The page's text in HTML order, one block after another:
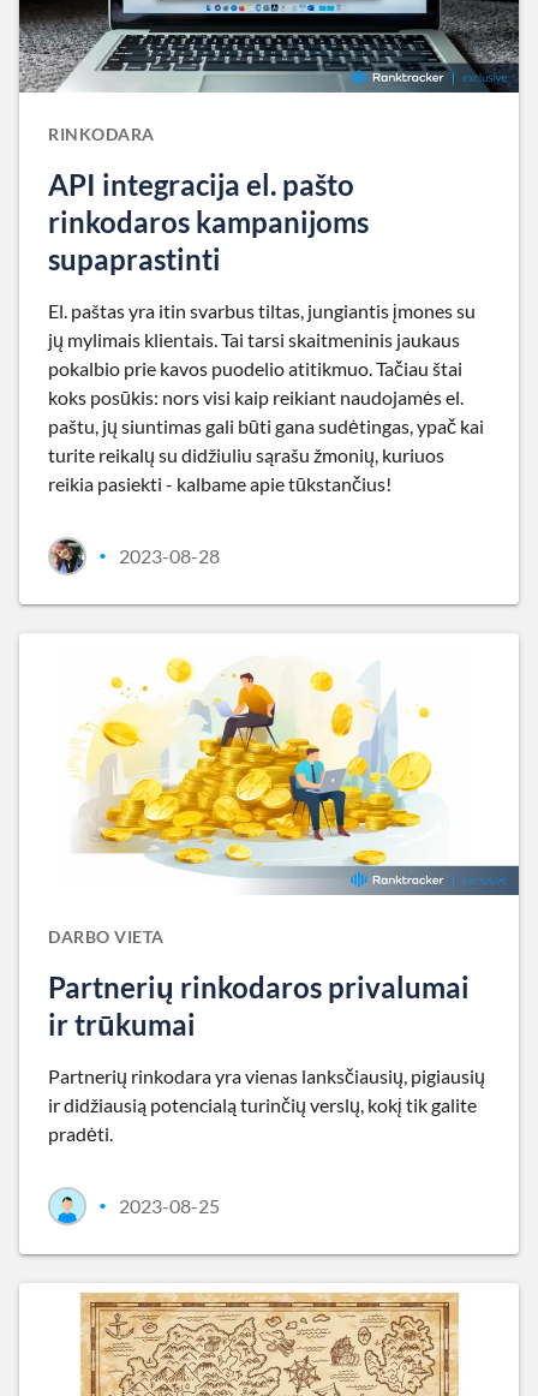
RINKODARA
API integracija el. pašto
rinkodaros kampanijoms
supaprastinti
El. paštas yra itin svarbus tiltas, jungiantis įmones su
jų mylimais klientais. Tai tarsi skaitmeninis jaukaus
pokalbio prie kavos puodelio atitikmuo. Tačiau štai
koks posūkis: nors visi kaip reikiant naudojamės el.
paštu, jų siuntimas gali būti gana sudėtingas, ypač kai
turite reikalų su didžiuliu sąrašu žmonių, kuriuos
reikia pasiekti - kalbame apie tūkstančius!
• 2023-08-28
DARBO VIETA
Partnerių rinkodaros privalumai
ir trūkumai
Partnerių rinkodara yra vienas lanksčiausių, pigiausių
ir didžiausią potencialą turinčių verslų, kokį tik galite
pradėti.
• 2023-08-25